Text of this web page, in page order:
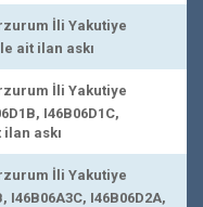
İli Yakutiye
ait ilan askı
İli Yakutiye
I46B06D1C,
ilan askı
İli Yakutiye
I46B06D2A,